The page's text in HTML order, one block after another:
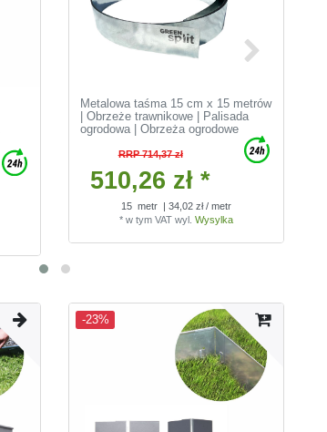
Metalowa taśma 15 cm x 15 metrów
| Obrzeże trawnikowe | Palisada
ogrodowa | Obrzeża ogrodowe
RRP 714,37 zł
510,26 zł *
15 metr | 34,02 zł / metr
*w tym VAT wyl.Wysylka
-23%